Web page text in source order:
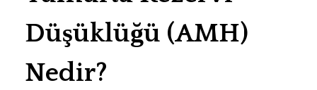
Düşüklüğü (AMH)
Nedir?